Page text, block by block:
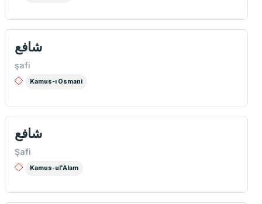
شافع
şafi
Kamus-ı Osmani
شافع
Şafi
Kamus-ul'Alam